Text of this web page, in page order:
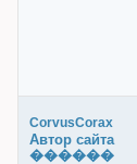
CorvusCorax
Автор сайта
������